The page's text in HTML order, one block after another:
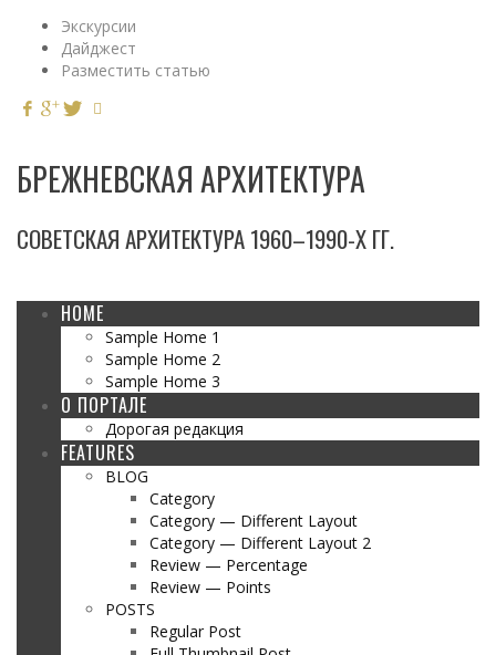
Экскурсии
Дайджест
Разместить статью
БРЕЖНЕВСКАЯ АРХИТЕКТУРА
СОВЕТСКАЯ АРХИТЕКТУРА 1960–1990-Х ГГ.
HOME
Sample Home 1
Sample Home 2
Sample Home 3
О ПОРТАЛЕ
Дорогая редакция
FEATURES
BLOG
Category
Category — Different Layout
Category — Different Layout 2
Review — Percentage
Review — Points
POSTS
Regular Post